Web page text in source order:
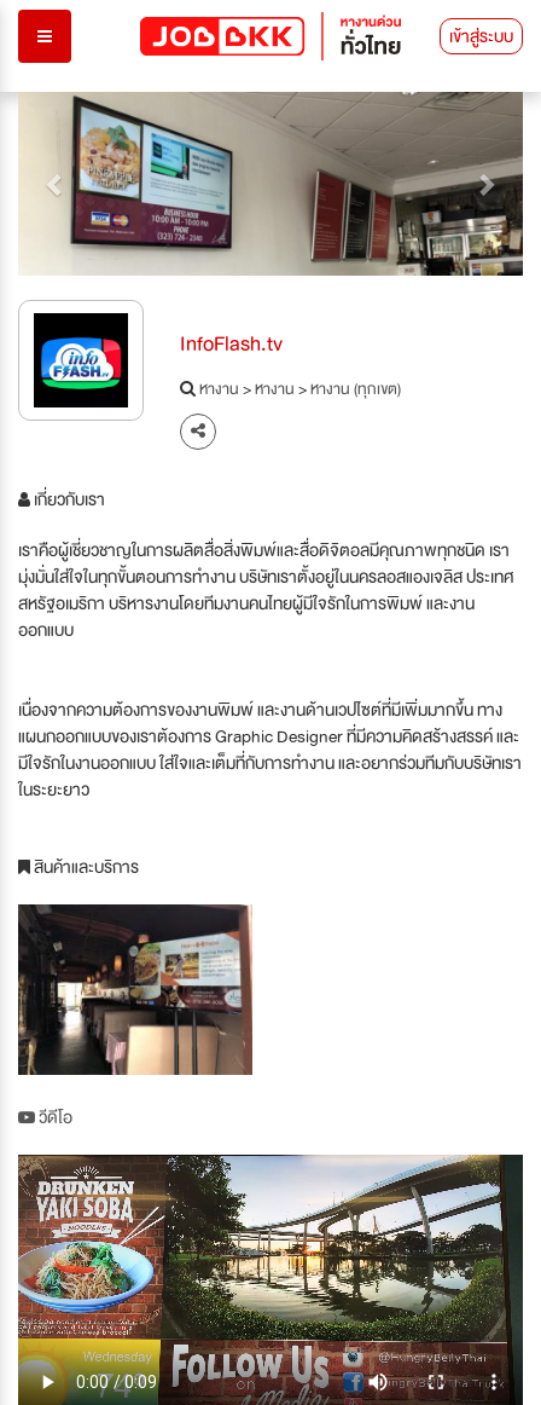
เข้าสู่ระบบ
Previous Next
InfoFlash.tv
หางาน>หางาน>หางาน (ทุกเขต)
เกี่ยวกับเรา
เราคือผู้เชี่ยวชาญในการผลิตสื่อสิ่งพิมพ์และสื่อดิจิตอลมีคุณภาพทุกชนิด เรา
มุ่งมั่นใส่ใจในทุกขั้นตอนการทำงาน บริษัทเราตั้งอยู่ในนครลอสแองเจลิส ประเทศ
สหรัฐอเมริกา บริหารงานโดยทีมงานคนไทยผู้มีใจรักในการพิมพ์ และงาน
ออกแบบ
เนื่องจากความต้องการของงานพิมพ์ และงานด้านเวปไซต์ที่มีเพิ่มมากขึ้น ทาง
แผนกออกแบบของเราต้องการ Graphic Designer ที่มีความคิดสร้างสรรค์ และ
มีใจรักในงานออกแบบ ใส่ใจและเต็มที่กับการทำงาน และอยากร่วมทีมกับบริษัทเรา
ในระยะยาว
สินค้าและบริการ
วีดีโอ